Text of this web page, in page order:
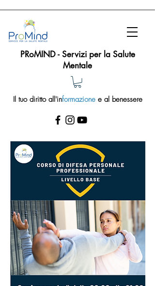
PRoMIND - Servizi per la Salute
Mentale
Il tuo diritto all'informazionee al benessere